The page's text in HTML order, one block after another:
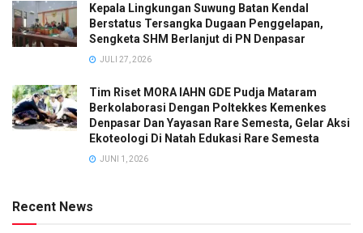
Kepala Lingkungan Suwung Batan Kendal
Berstatus Tersangka Dugaan Penggelapan,
Sengketa SHM Berlanjut di PN Denpasar
JULI 27, 2026
Tim Riset MORA IAHN GDE Pudja Mataram
Berkolaborasi Dengan Poltekkes Kemenkes
Denpasar Dan Yayasan Rare Semesta, Gelar Aksi
Ekoteologi Di Natah Edukasi Rare Semesta
JUNI 1, 2026
Recent News